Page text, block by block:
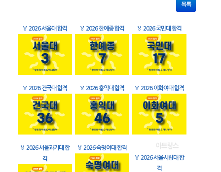
목록
🏅 2026 서울대 합격 🏅 2026 한예종 합격 🏅 2026 국민대 합격
🏅 2026 건국대 합격 🏅 2026 홍익대 합격 🏅 2026 이화여대 합격
🏅 2026 서울과기대 합
격
🏅 2026 숙명여대 합격
🏅 2026 서울시립대 합
격